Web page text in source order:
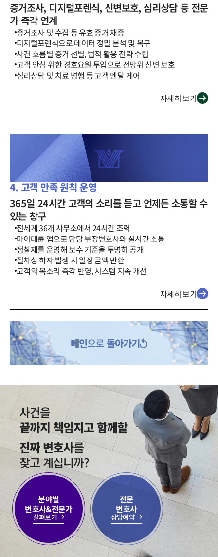
인재채용
만화로 보는 사례
증거조사, 디지털포렌식, 신변보호, 심리상담 등 전문
가 즉각 연계
증거조사 및 수집 등 유효 증거 채증
디지털포렌식으로 데이터 정밀 분석 및 복구
사건 흐름별 증거 선별, 법적 활용 전략 수립
고객 안심 위한 경호요원 투입으로 전방위 신변 보호
심리상담 및 치료 병행 등 고객 멘탈 케어
자세히 보기
4. 고객 만족 원칙 운영
365일 24시간 고객의 소리를 듣고 언제든 소통할 수
있는 창구
전세계 36개 사무소에서 24시간 조력
마이대륜 앱으로 담당 부장변호사와 실시간 소통
정찰제를 운영해 보수 기준을 투명히 공개
절차상 하자 발생 시 일정 금액 반환
고객의 목소리 즉각 반영, 시스템 지속 개선
자세히 보기
메인으로돌아가기
사건을
끝까지 책임지고 함께할
진짜 변호사를
찾고 계십니까?
분야별
변호사&전문가
살펴보기
전문
변호사
상담예약